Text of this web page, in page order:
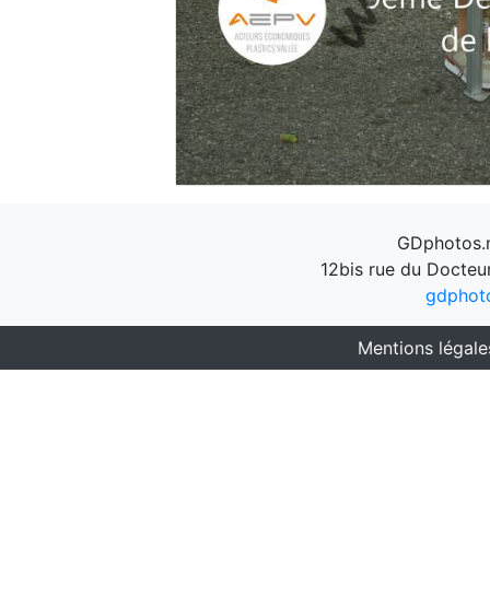
12bis rue du
Mentions